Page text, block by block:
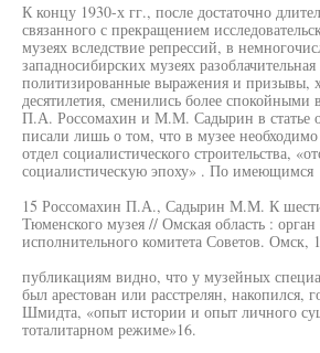
К концу 1930-х гг., после достаточно
связанного с прекращением
музеях вследствие репрессий, в
западносибирских музеях
политизированные выражения и призывы,
десятилетия, сменились более
П.А. Россомахин и М.М. Садырин в статье
писали лишь о том, что в музее необходимо
отдел социалистического строительства,
социалистическую эпоху» . По имеющимся
15 Россомахин П.А., Садырин М.М. К
Тюменского музея // Омская область :
исполнительного комитета Советов.
публикациям видно, что у музейных
был арестован или расстрелян, накопился,
Шмидта, «опыт истории и опыт личного
тоталитарном режиме»16.